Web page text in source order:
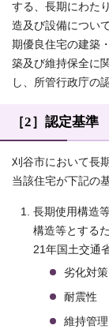
する、長期にわた
造及び設備につい
期優良住宅の建築
築及び維持保全に
し、所管行政庁の
［2］認定基準
刈谷市において長
当該住宅が下記の
長期使用構造
構造等とする
21年国土交通
劣化対策
耐震性
維持管